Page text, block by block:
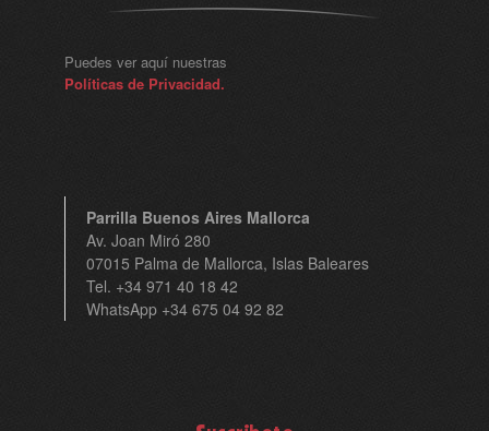
Puedes ver aquí nuestras
Políticas de Privacidad.
Parrilla Buenos Aires Mallorca
Av. Joan Miró 280
07015 Palma de Mallorca, Islas Baleares
Tel. +34 971 40 18 42
WhatsApp +34 675 04 92 82